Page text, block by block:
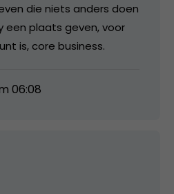
die niets anders doen
een plaats geven, voor
is, core business.
06:08